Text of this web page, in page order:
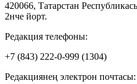
420066, Татарстан
2нче йорт.
Редакция телефоны:
+7 (843) 222-0-999 (1304)
Редакциянең электрон почтасы: